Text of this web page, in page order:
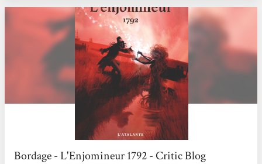
Bordage - L'Enjomineur 1792 - Critic Blog